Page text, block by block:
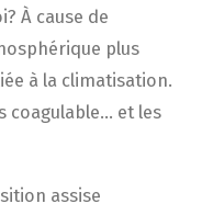
À cause de
plus
à la climatisation.
coagulable… et les
assise